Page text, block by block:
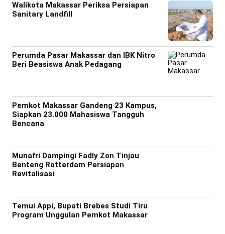
Walikota Makassar Periksa Persiapan
Sanitary Landfill
Perumda Pasar Makassar dan IBK Nitro
Beri Beasiswa Anak Pedagang
Pemkot Makassar Gandeng 23 Kampus,
Siapkan 23.000 Mahasiswa Tangguh
Bencana
Munafri Dampingi Fadly Zon Tinjau
Benteng Rotterdam Persiapan
Revitalisasi
Temui Appi, Bupati Brebes Studi Tiru
Program Unggulan Pemkot Makassar